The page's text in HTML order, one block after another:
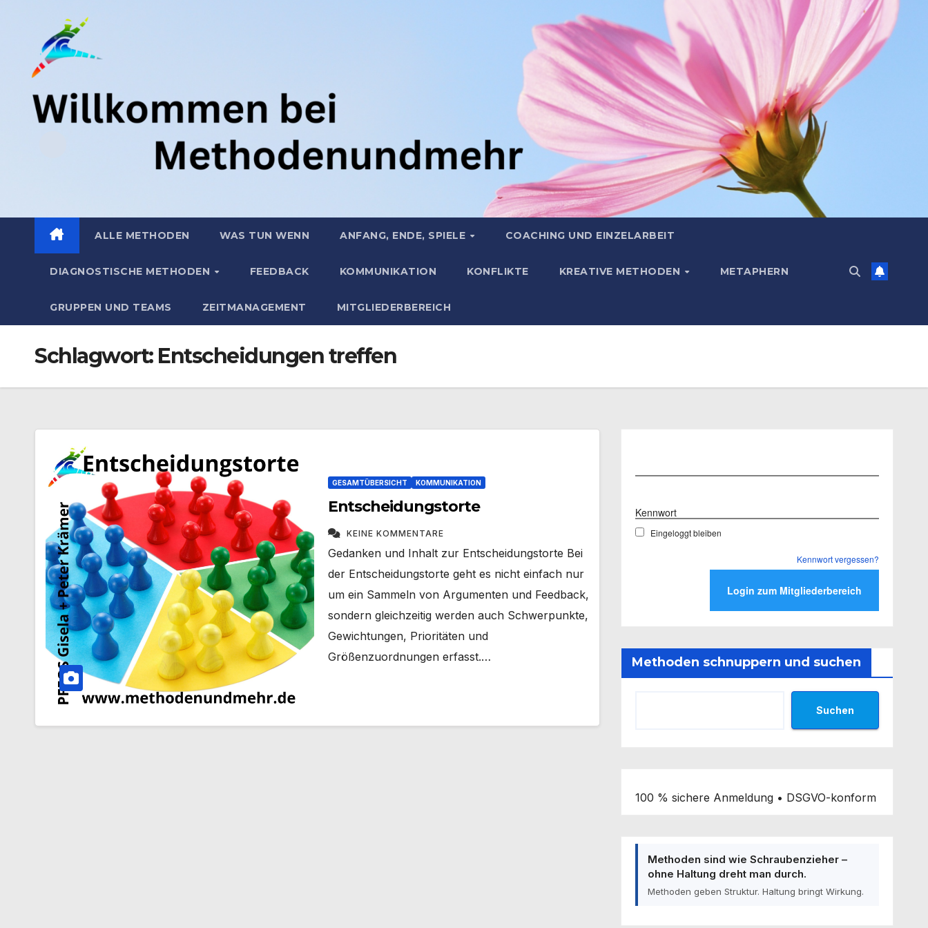
springen.
ALLE METHODEN WAS TUN WENN ANFANG, ENDE, SPIELE COACHING UND EINZELARBEIT
DIAGNOSTISCHE METHODEN FEEDBACK KOMMUNIKATION KONFLIKTE KREATIVE METHODEN METAPHERN
GRUPPEN UND TEAMS ZEITMANAGEMENT MITGLIEDERBEREICH
Schlagwort: Entscheidungen treffen
GESAMTÜBERSICHT KOMMUNIKATION
Entscheidungstorte
KEINE KOMMENTARE
Gedanken und Inhalt zur Entscheidungstorte Bei
der Entscheidungstorte geht es nicht einfach nur
um ein Sammeln von Argumenten und Feedback,
sondern gleichzeitig werden auch Schwerpunkte,
Gewichtungen, Prioritäten und
Größenzuordnungen erfasst.…
Kennwort
Eingeloggt bleiben
Kennwort vergessen?
Methoden schnuppern und suchen
Suchen
100 % sichere Anmeldung • DSGVO-konform
Methoden sind wie Schraubenzieher –
ohne Haltung dreht man durch.
Methoden geben Struktur. Haltung bringt Wirkung.